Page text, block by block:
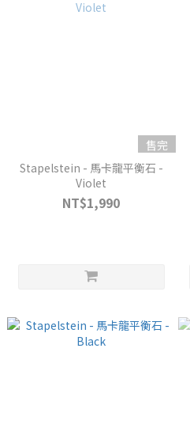
售完
Stapelstein - 馬卡龍平衡石 -
Violet
NT$1,990